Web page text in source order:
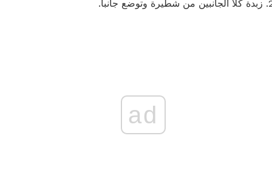
زبدة كلا الجانبين من شطيرة وتوضع جانبا.
ad